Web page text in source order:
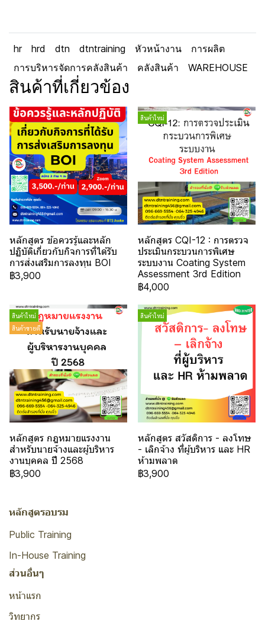
hr hrd dtn dtntraining หัวหน้างาน
การผลิต
การบริหารจัดการคลังสินค้า
คลังสินค้า WAREHOUSE
สินค้าที่เกี่ยวข้อง
หลักสูตร ข้อควรรู้และหลัก
ปฏิบัติเกี่ยวกับกิจการที่ได้รับ
การส่งเสริมการลงทุน BOI
฿3,900
สินค้าใหม่
หลักสูตร CQI-12 : การตรวจ
ประเมินกระบวนการพิเศษ
ระบบงาน Coating System
Assessment 3rd Edition
฿4,000
สินค้าใหม่
สินค้าขายดี
หลักสูตร กฎหมายแรงงาน
สำหรับนายจ้างและผู้บริหาร
งานบุคคล ปี 2568
฿3,900
สินค้าใหม่
หลักสูตร สวัสดิการ - ลงโทษ
- เลิกจ้าง ที่ผู้บริหาร และ HR
ห้ามพลาด
฿3,900
หลักสูตรอบรม
Public Training
In-House Training
ส่วนอื่นๆ
หน้าแรก
วิทยากร